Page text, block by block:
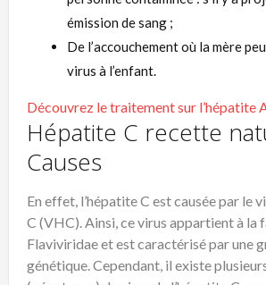
émission de sang ;
De l’accouchement où la mère
virus à l’enfant.
Découvrez le traitement sur l’hépatite
Hépatite C recette
Causes
En effet, l’hépatite C est causée par le
C (VHC). Ainsi, ce virus appartient à la
Flaviviridae et est caractérisé par une
génétique. Cependant, il existe